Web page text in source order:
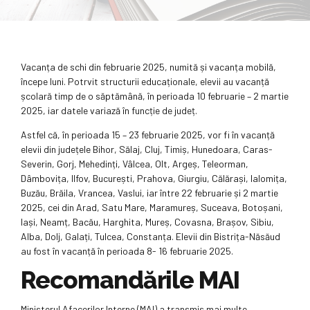
Vacanța de schi din februarie 2025, numită și vacanța mobilă,
începe luni. Potrvit structurii educaționale, elevii au vacanță
școlară timp de o săptămână, în perioada 10 februarie – 2 martie
2025, iar datele variază în funcție de județ.
Astfel că, în perioada 15 – 23 februarie 2025, vor fi în vacanță
elevii din județele Bihor, Sălaj, Cluj, Timiș, Hunedoara, Caras-
Severin, Gorj, Mehedinți, Vâlcea, Olt, Argeș, Teleorman,
Dâmbovița, Ilfov, București, Prahova, Giurgiu, Călărași, Ialomița,
Buzău, Brăila, Vrancea, Vaslui, iar între 22 februarie și 2 martie
2025, cei din Arad, Satu Mare, Maramureș, Suceava, Botoșani,
Iași, Neamț, Bacău, Harghita, Mureș, Covasna, Brașov, Sibiu,
Alba, Dolj, Galați, Tulcea, Constanța. Elevii din Bistrița-Năsăud
au fost în vacanță în perioada 8- 16 februarie 2025.
Recomandările MAI